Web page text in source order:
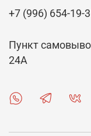
+7 (996) 654-19-
Пункт
24А